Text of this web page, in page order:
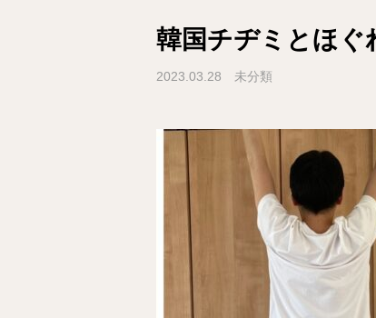
韓国チヂミとほぐ
2023.03.28 未分類